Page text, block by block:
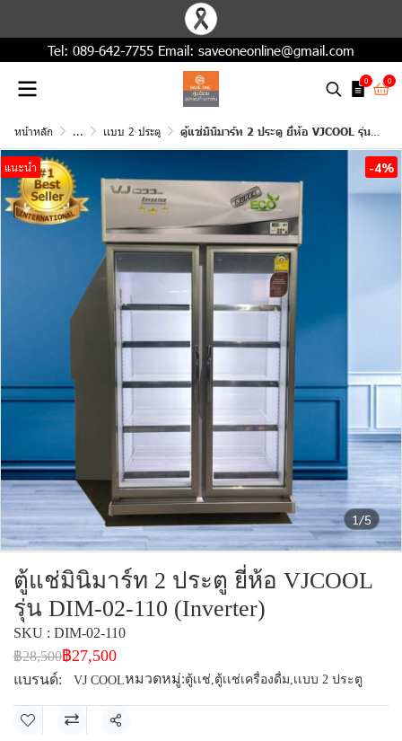
Tel: 089-642-7755 Email: saveoneonline@gmail.com
0 0
หน้าหลัก ... เเบบ 2 ประตู ตู้แช่มินิมาร์ท 2 ประตู ยี่ห้อ VJCOOL รุ่น DIM-02-110 (Inverter)
1/5
แนะนำ -4%
ตู้แช่มินิมาร์ท 2 ประตู ยี่ห้อ VJCOOL
รุ่น DIM-02-110 (Inverter)
SKU : DIM-02-110
฿28,500฿27,500
แบรนด์: VJ COOLหมวดหมู่:ตู้เเช่,ตู้เเช่เครื่องดื่ม,เเบบ 2 ประตู
แชร์